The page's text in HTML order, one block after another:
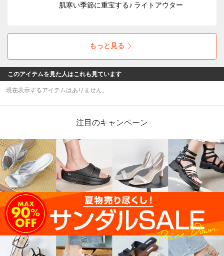
肌寒い季節に重宝する♪ ライトアウター
もっと見る
このアイテムを見た人はこれも見ています
現在表示するアイテムはありません。
注目のキャンペーン